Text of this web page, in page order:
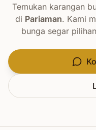
Temukan karangan
di Pariaman. Kami
bunga segar